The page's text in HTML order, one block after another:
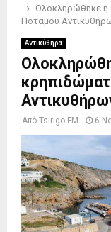
Ολοκληρώθηκε η
Ποταμού
Αντικύθηρα
Από Tsirigo FM 6